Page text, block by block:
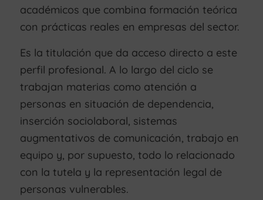
académicos que combina formación teórica
con prácticas reales en empresas del sector.
Es la titulación que da acceso directo a este
perfil profesional. A lo largo del ciclo se
trabajan materias como atención a
personas en situación de dependencia,
inserción sociolaboral, sistemas
augmentativos de comunicación, trabajo en
equipo y, por supuesto, todo lo relacionado
con la tutela y la representación legal de
personas vulnerables.